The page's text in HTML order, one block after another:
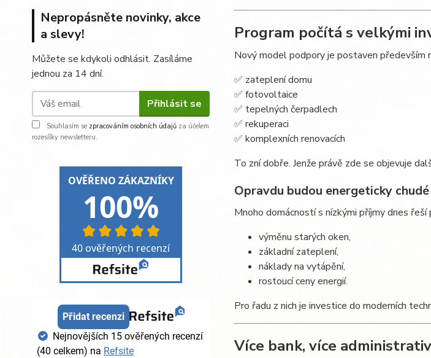
Nepropásněte novinky, akce
a slevy!
Můžete se kdykoli odhlásit. Zasíláme
jednou za 14 dní.
Přihlásit se
Souhlasím se zpracováním osobních údajů za účelem
rozesílky newsletteru.
Program počítá s velkými
Nový model podpory je postaven především
✅ zateplení domu
✅ fotovoltaice
✅ tepelných čerpadlech
✅ rekuperaci
✅ komplexních renovacích
To zní dobře. Jenže právě zde se objevuje
Opravdu budou energeticky
Mnoho domácností s nízkými příjmy dnes řeší
výměnu starých oken,
základní zateplení,
náklady na vytápění,
rostoucí ceny energií.
Pro řadu z nich je investice do moderních
Více bank, více